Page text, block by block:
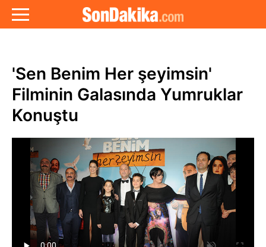
'Sen Benim Her şeyimsin'
Filminin Galasında Yumruklar
Konuştu